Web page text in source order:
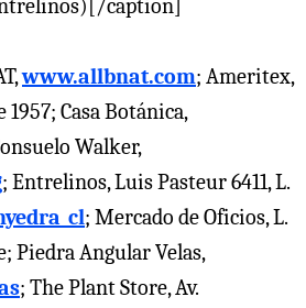
caption]
www.allbnat.com; Ameritex,
Casa Botánica,
Walker,
; Entrelinos, Luis Pasteur 6411, L.
; Mercado de Oficios, L.
Piedra Angular Velas,
; The Plant Store, Av.